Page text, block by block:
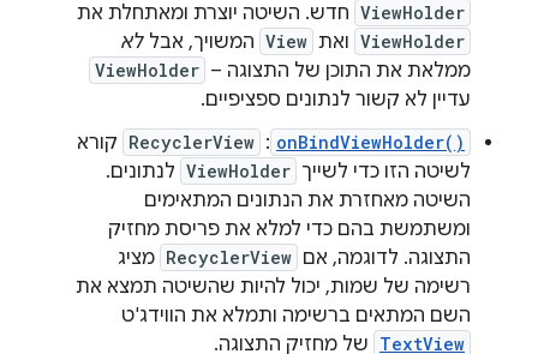
ViewHolder חדש. השיטה יוצרת ומאתחלת את
ViewHolder ואת View המשויך, אבל לא
ממלאת את התוכן של התצוגה – ViewHolder
עדיין לא קשור לנתונים ספציפיים.
onBindViewHolder()
: ‫
RecyclerView קורא
לשיטה הזו כדי לשייך ViewHolder לנתונים.
השיטה מאחזרת את הנתונים המתאימים
ומשתמשת בהם כדי למלא את פריסת מחזיק
התצוגה. לדוגמה, אם RecyclerView מציג
רשימה של שמות, יכול להיות שהשיטה תמצא את
השם המתאים ברשימה ותמלא את הווידג'ט
TextView של מחזיק התצוגה.